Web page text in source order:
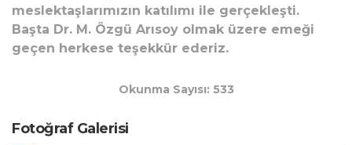
meslektaşlarımızın katılımı ile gerçekleşti.
Başta Dr. M. Özgü Arısoy olmak üzere emeği
geçen herkese teşekkür ederiz.
Okunma Sayısı: 533
Fotoğraf Galerisi